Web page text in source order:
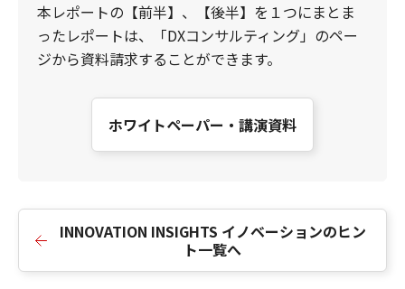
本レポートの【前半】、【後半】を１つにまとま
ったレポートは、「DXコンサルティング」のペー
ジから資料請求することができます。
ホワイトペーパー・講演資料
INNOVATION INSIGHTS イノベーションのヒン
ト一覧へ